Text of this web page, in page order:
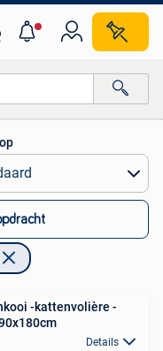
-kattenvolière -
Details